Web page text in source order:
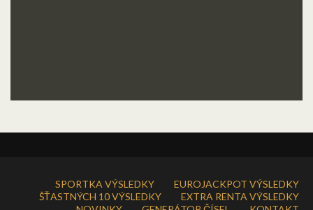
SPORTKA VÝSLEDKY
EUROJACKPOT VÝSLEDKY
ŠŤASTNÝCH 10 VÝSLEDKY
EXTRA RENTA VÝSLEDKY